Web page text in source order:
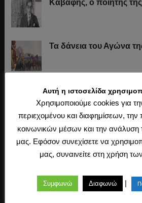
Καβάφης, ο ποιητής της
Τα δάνεια του Αγώνα
Το «σύστημα» του
1847)
Η άλωση της
Ο Μακιαβέλι, η
των αρχόντων
Αυτή η ιστοσελίδα
Χρησιμοποιούμε cookies για
περιεχομένου και διαφημίσεων, την
κοινωνικών μέσων και την ανάλυση
μας. Εφόσον συνεχίσετε να
μας, συναινείτε στη χρήση
Συμφωνώ Διαφωνώ |